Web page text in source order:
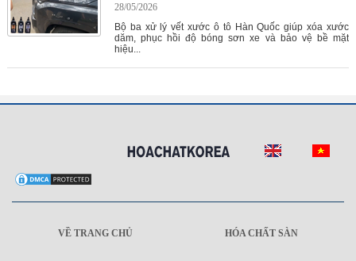
28/05/2026
Bộ ba xử lý vết xước ô tô Hàn Quốc giúp xóa xước
dăm, phục hồi độ bóng sơn xe và bảo vệ bề mặt
hiệu...
VỀ TRANG CHỦ HÓA CHẤT SÀN